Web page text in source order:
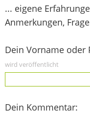
... eigene
Anmerkungen,
Dein Vorname oder
wird veröffentlicht
Dein Kommentar: